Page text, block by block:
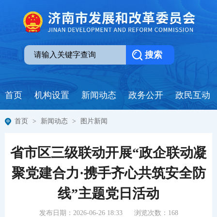
首页 机构设置 新闻动态 政务公开 政民互动
首页 > 新闻动态 > 图片新闻
省市区三级联动开展“政企联动凝
聚党建合力·携手齐心共筑安全防
线”主题党日活动
发布日期：2026-06-26 18:33 浏览次数： 168